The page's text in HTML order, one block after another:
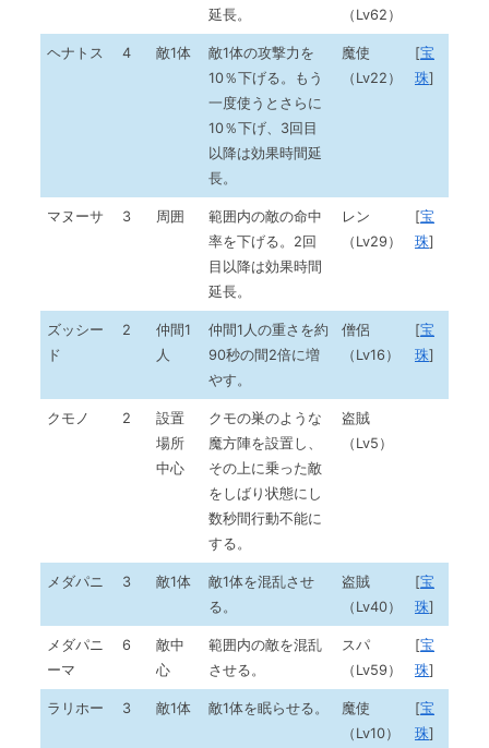
延長。
（Lv62）
ヘナトス 4 敵1体
敵1体の攻撃力を
10％下げる。もう
一度使うとさらに
10％下げ、3回目
以降は効果時間延
長。
魔使
（Lv22）
[宝
珠]
マヌーサ 3 周囲
範囲内の敵の命中
率を下げる。2回
目以降は効果時間
延長。
レン
（Lv29）
[宝
珠]
ズッシー
ド
2
仲間1
人
仲間1人の重さを約
90秒の間2倍に増
やす。
僧侶
（Lv16）
[宝
珠]
クモノ 2
設置
場所
中心
クモの巣のような
魔方陣を設置し、
その上に乗った敵
をしばり状態にし
数秒間行動不能に
する。
盗賊
（Lv5）
メダパニ 3 敵1体
敵1体を混乱させ
る。
盗賊
（Lv40）
[宝
珠]
メダパニ
ーマ
6
敵中
心
範囲内の敵を混乱
させる。
スパ
（Lv59）
[宝
珠]
ラリホー 3 敵1体 敵1体を眠らせる。
魔使
（Lv10）
[宝
珠]